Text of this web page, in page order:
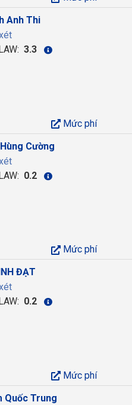
Anh Thi
3.3
Mức phí
Cường
0.2
Mức phí
ĐẠT
0.2
Mức phí
Quốc Trung